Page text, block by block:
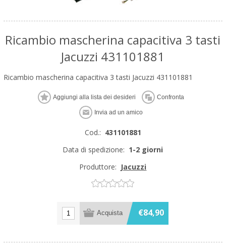
Ricambio mascherina capacitiva 3 tasti
Jacuzzi 431101881
Ricambio mascherina capacitiva 3 tasti Jacuzzi 431101881
Cod.: 431101881
Data di spedizione: 1-2 giorni
Produttore: Jacuzzi
€84,90